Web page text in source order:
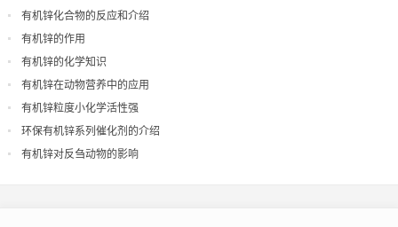
有机锌化合物的反应和介绍
有机锌的作用
有机锌的化学知识
有机锌在动物营养中的应用
有机锌粒度小化学活性强
环保有机锌系列催化剂的介绍
有机锌对反刍动物的影响